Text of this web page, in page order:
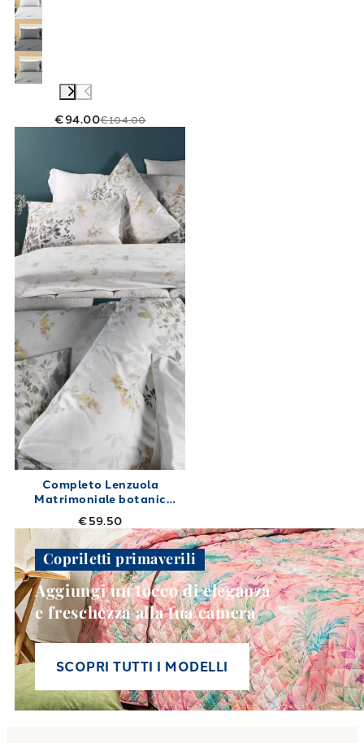
€94.00€104.00
Completo Lenzuola
Matrimoniale botanic
Shabby Chic in Cotone
240X280
€59.50
Copriletti primaverili
Aggiungi un tocco di eleganza
e freschezza alla tua camera
SCOPRI TUTTI I MODELLI